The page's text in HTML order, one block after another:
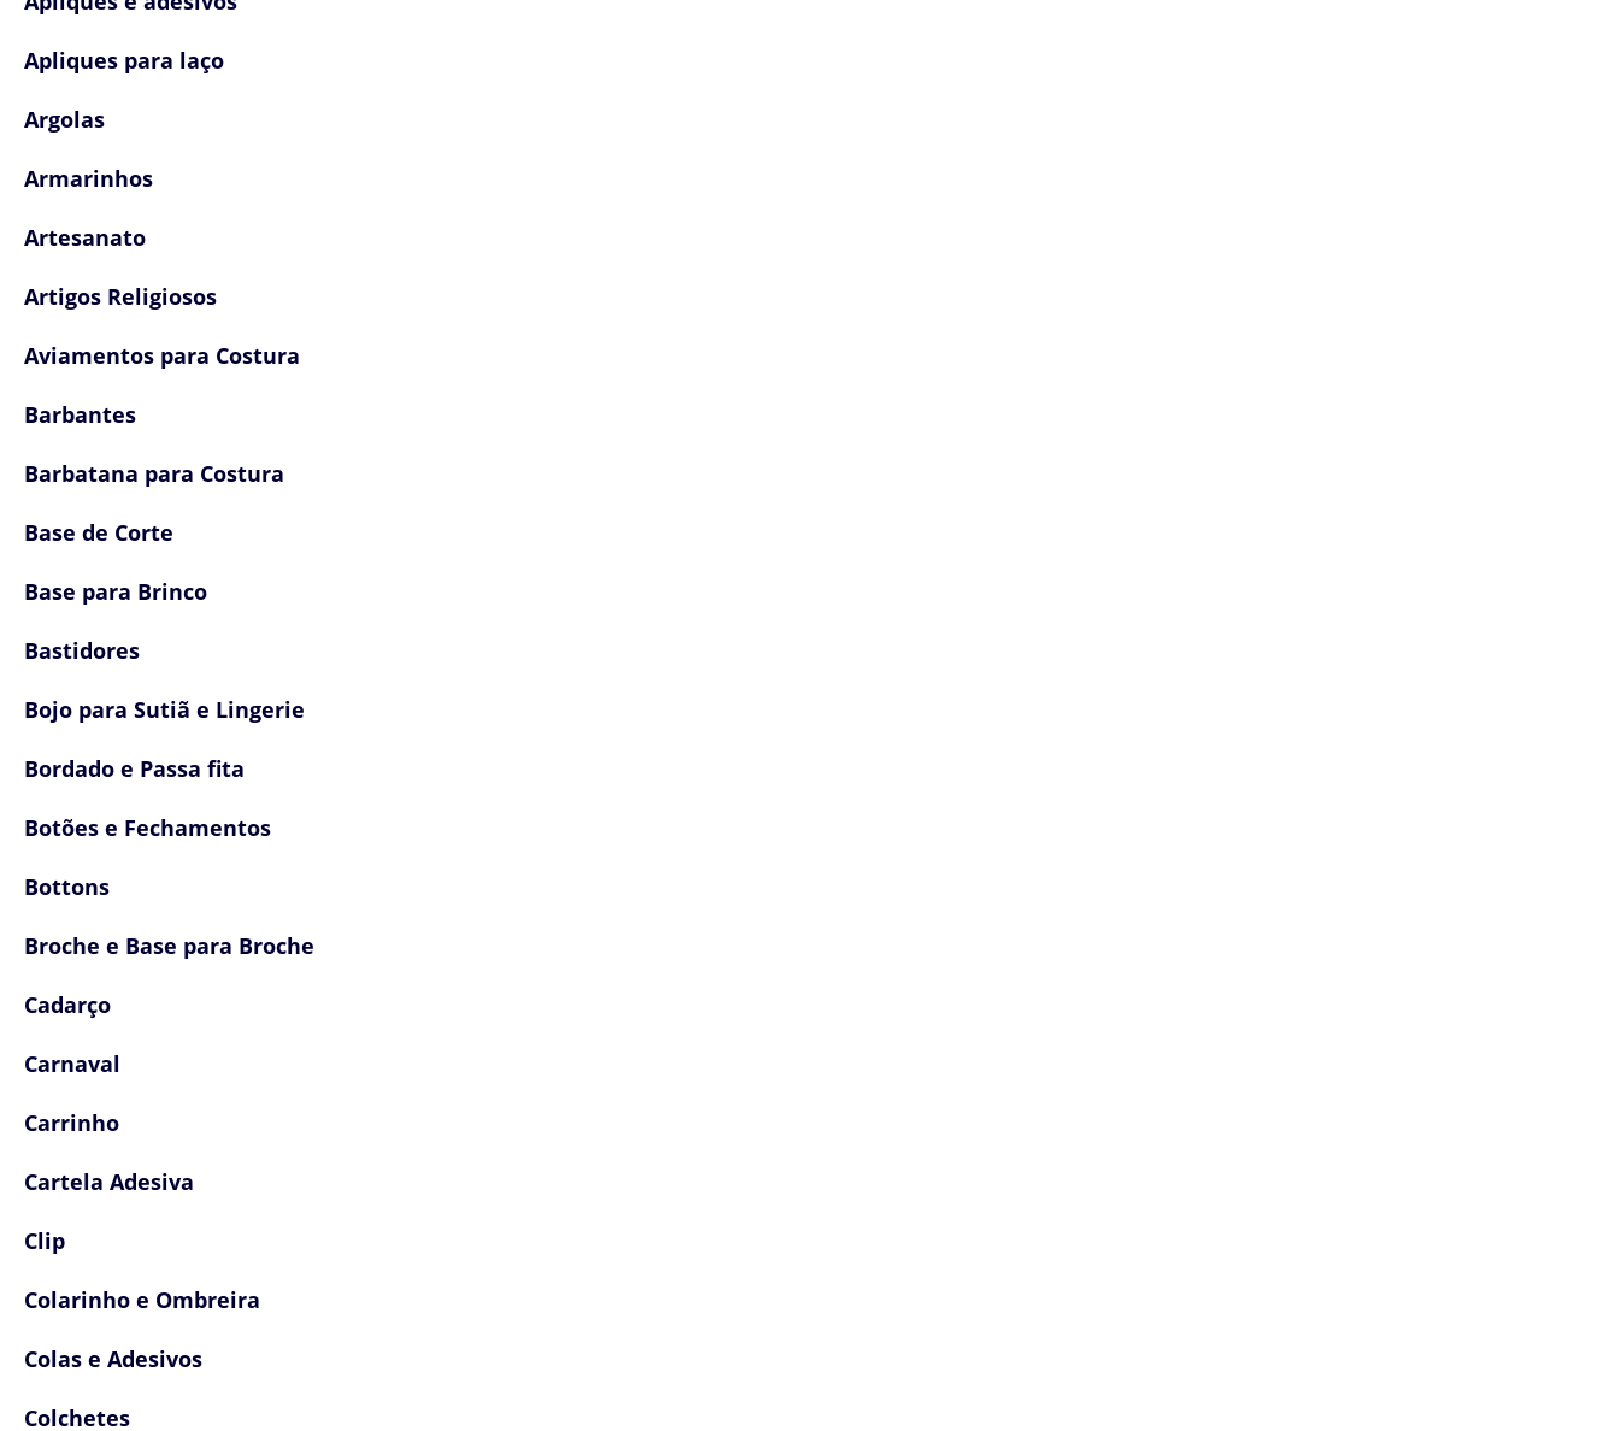
Apliques para laço
Argolas
Armarinhos
Artesanato
Artigos Religiosos
Aviamentos para Costura
Barbantes
Barbatana para Costura
Base de Corte
Base para Brinco
Bastidores
Bojo para Sutiã e Lingerie
Bordado e Passa fita
Botões e Fechamentos
Bottons
Broche e Base para Broche
Cadarço
Carnaval
Carrinho
Cartela Adesiva
Clip
Colarinho e Ombreira
Colas e Adesivos
Colchetes